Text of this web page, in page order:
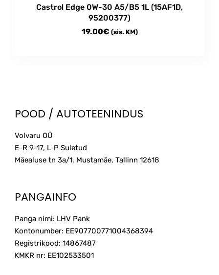
Castrol Edge 0W-30 A5/B5 1L (15AF1D,
95200377)
19.00€ (sis. KM)
POOD / AUTOTEENINDUS
Volvaru OÜ
E-R 9-17, L-P Suletud
Mäealuse tn 3a/1, Mustamäe, Tallinn 12618
PANGAINFO
Panga nimi: LHV Pank
Kontonumber: EE907700771004368394
Registrikood: 14867487
KMKR nr: EE102533501